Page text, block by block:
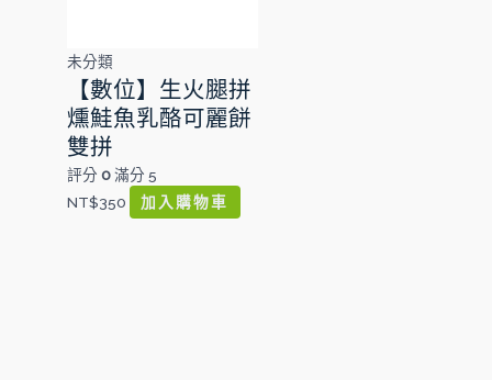
未分類
【數位】生火腿拼
燻鮭魚乳酪可麗餅
雙拼
評分0滿分 5
NT$350 加入購物車